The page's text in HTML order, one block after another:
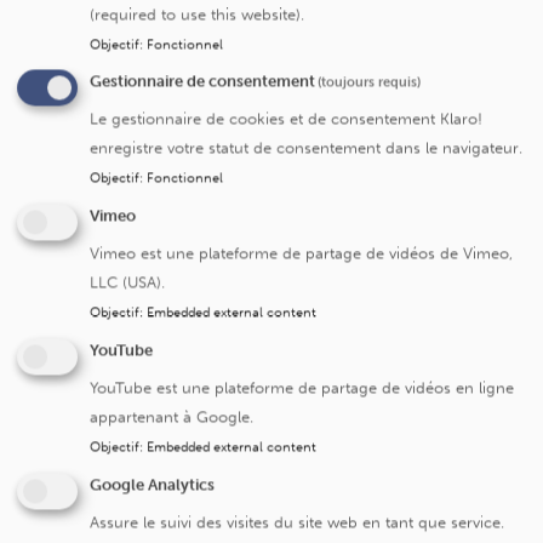
Royaume-Uni et en Belgique. Ils étaient âgés de
et suivaient un traitement quotidien d’injections
multiples d’insuline avec un dispositif de mesure du
glucose depuis au moins trois mois. La cohorte a été
divisée en deux groupes : le premier rassemblait 125
patients avec un système automatisé ; les 63 patients du
base d’injections multiples.
? L’étude a démontré que le passage à un
adultes que chez les enfants. Le premier groupe a en effet
atteint des niveaux de glucose satisfaisants5,4 heures
supplémentairespar jour en comparaison avec le groupe
sous traitement traditionnel. Autre effet positif mesuré :
après 3 mois, les patients avec le dispositif automatisé ont
nettement amélioré leur niveau moyen d’HbA1c.
(required to use this website).
Objectif: Fonctionnel
Gestionnaire de consentement(toujours requis)
Le gestionnaire de cookies et de consentement Klaro!
enregistre votre statut de consentement dans le navigateur.
Objectif: Fonctionnel
Vimeo
Vimeo est une plateforme de partage de vidéos de Vimeo,
LLC (USA).
Objectif: Embedded external content
YouTube
YouTube est une plateforme de partage de vidéos en ligne
appartenant à Google.
Objectif: Embedded external content
Google Analytics
Assure le suivi des visites du site web en tant que service.